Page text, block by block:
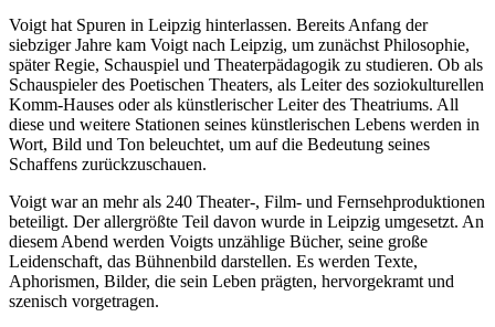
Voigt hat Spuren in Leipzig hinterlassen. Bereits Anfang der
siebziger Jahre kam Voigt nach Leipzig, um zunächst Philosophie,
später Regie, Schauspiel und Theaterpädagogik zu studieren. Ob als
Schauspieler des Poetischen Theaters, als Leiter des soziokulturellen
Komm-Hauses oder als künstlerischer Leiter des Theatriums. All
diese und weitere Stationen seines künstlerischen Lebens werden in
Wort, Bild und Ton beleuchtet, um auf die Bedeutung seines
Schaffens zurückzuschauen.
Voigt war an mehr als 240 Theater-, Film- und Fernsehproduktionen
beteiligt. Der allergrößte Teil davon wurde in Leipzig umgesetzt. An
diesem Abend werden Voigts unzählige Bücher, seine große
Leidenschaft, das Bühnenbild darstellen. Es werden Texte,
Aphorismen, Bilder, die sein Leben prägten, hervorgekramt und
szenisch vorgetragen.